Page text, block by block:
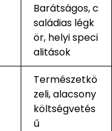
Barátságos, c
saládias légk
ör, helyi speci
alitások
Természetkö
zeli, alacsony
költségvetés
ű